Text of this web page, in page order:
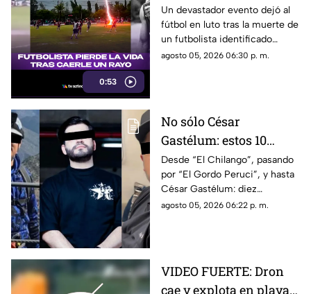
0:53
vida tras ser impactado
por un rayo en pleno
partido
Un devastador evento dejó al
fútbol en luto tras la muerte de
un futbolista identificado
cómo Safwan Awae por un
agosto 05, 2026 06:30 p. m.
No sólo César
Gastélum: estos 10
influencers han sido
as3sin4dos por la
guerra entre Los
Chapitos y La Mayiza
Desde “El Chilango”, pasando
por “El Gordo Peruci”, y hasta
César Gastélum: diez
influencers han sido
agosto 05, 2026 06:22 p. m.
VIDEO FUERTE: Dron
cae y explota en playa